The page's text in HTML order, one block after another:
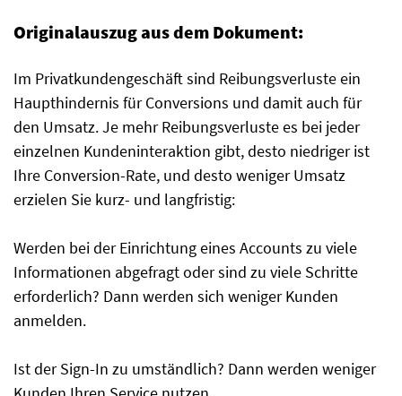
Originalauszug aus dem Dokument:
Im Privatkundengeschäft sind Reibungsverluste ein
Haupthindernis für Conversions und damit auch für
den Umsatz. Je mehr Reibungsverluste es bei jeder
einzelnen Kundeninteraktion gibt, desto niedriger ist
Ihre Conversion-Rate, und desto weniger Umsatz
erzielen Sie kurz- und langfristig:
Werden bei der Einrichtung eines Accounts zu viele
Informationen abgefragt oder sind zu viele Schritte
erforderlich? Dann werden sich weniger Kunden
anmelden.
Ist der Sign-In zu umständlich? Dann werden weniger